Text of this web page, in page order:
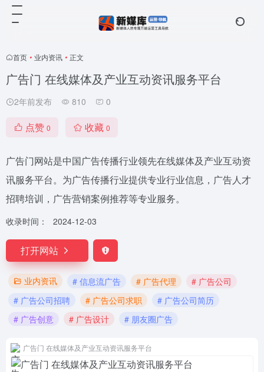
首页 • 业内资讯 • 正文
广告门 在线媒体及产业互动资讯服务平台
2年前发布 810 0
点赞 0 收藏 0
广告门网站是中国广告传播行业领先在线媒体及产业互动资
讯服务平台。为广告传播行业提供专业行业信息，广告人才
招聘培训，广告营销案例推荐等专业服务。
收录时间： 2024-12-03
打开网站
业内资讯 # 信息流广告 # 广告代理
# 广告公司
# 广告公司招聘
# 广告公司求职
# 广告公司简历
# 广告创意
# 广告设计 # 朋友圈广告
广告门 在线媒体及产业互动资讯服务平台